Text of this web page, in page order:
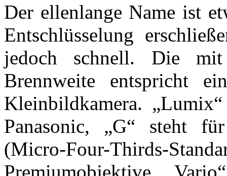
Der ellenlange Name ist
Entschlüsselung
jedoch schnell. Die
Brennweite entspricht
Kleinbildkamera.
Panasonic, „G“ steht
(Micro-Four-Thirds-
Premiumobjektive,